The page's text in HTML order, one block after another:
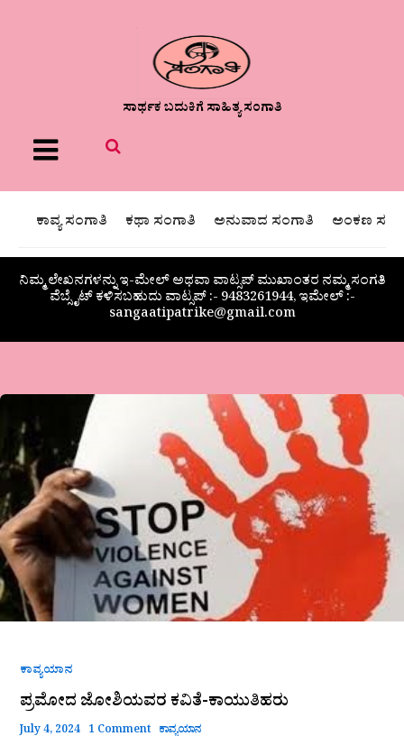
ಸಾರ್ಥಕ ಬದುಕಿಗೆ ಸಾಹಿತ್ಯ ಸಂಗಾತಿ
Menu
ಕಾವ್ಯ ಸಂಗಾತಿ ಕಥಾ ಸಂಗಾತಿ ಅನುವಾದ ಸಂಗಾತಿ ಅಂಕಣ
ನಿಮ್ಮ ಲೇಖನಗಳನ್ನು ಇ-ಮೇಲ್ ಅಥವಾ ವಾಟ್ಸಪ್ ಮುಖಾಂತರ ನಮ್ಮ ಸಂಗತಿ
ವೆಬ್ಸೈಟ್ ಕಳಿಸಬಹುದು ವಾಟ್ಸಪ್‌ :- 9483261944, ಇಮೇಲ್ :-
sangaatipatrike@gmail.com
ಕಾವ್ಯಯಾನ
ಪ್ರಮೋದ ಜೋಶಿಯವರ ಕವಿತೆ-ಕಾಯುತಿಹರು
July 4, 2024 1 Comment ಕಾವ್ಯಯಾನ
ಜೋಶಿಯವರ
ಕವಿತೆ-
ಕಾಯುತಿಹರು